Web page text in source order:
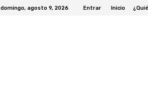
domingo, agosto 9, 2026 Entrar Inicio